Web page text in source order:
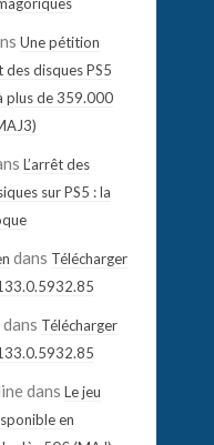
Une pétition
des disques PS5
plus de 359.000
L’arrêt des
sur PS5 : la
dans Télécharger
dans Télécharger
dans Le jeu
en